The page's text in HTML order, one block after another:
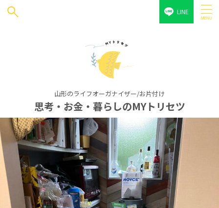
LINE
山形のライフオーガナイザー/お片付け
思考・お金・暮らしのMYトリセツ